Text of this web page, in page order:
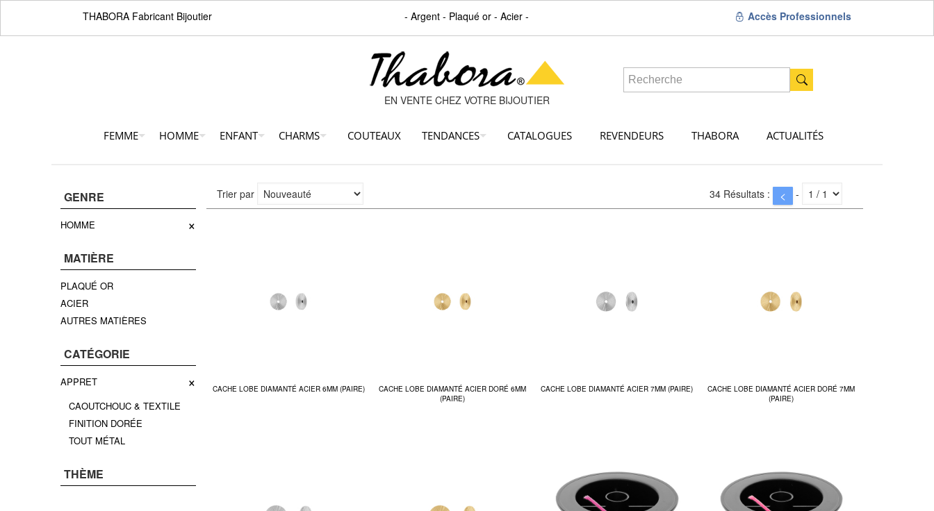
THABORA Fabricant Bijoutier - Argent - Plaqué or - Acier - Accès Professionnels
EN VENTE CHEZ VOTRE BIJOUTIER
FEMME HOMME ENFANT CHARMS COUTEAUX TENDANCES CATALOGUES REVENDEURS THABORA ACTUALITÉS
Trier par 34 Résultats : < -
CACHE LOBE DIAMANTÉ ACIER 6MM (PAIRE)
CACHE LOBE DIAMANTÉ ACIER DORÉ 6MM
(PAIRE)
CACHE LOBE DIAMANTÉ ACIER 7MM (PAIRE)
CACHE LOBE DIAMANTÉ ACIER DORÉ 7MM
(PAIRE)
GENRE
HOMME ×
MATIÈRE
PLAQUÉ OR
ACIER
AUTRES MATIÈRES
CATÉGORIE
APPRET ×
CAOUTCHOUC & TEXTILE
FINITION DORÉE
TOUT MÉTAL
THÈME